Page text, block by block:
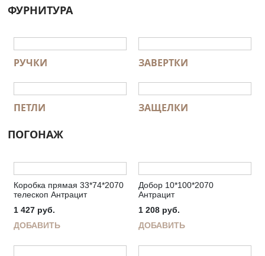
ФУРНИТУРА
РУЧКИ ЗАВЕРТКИ
ПЕТЛИ ЗАЩЕЛКИ
ПОГОНАЖ
Коробка прямая 33*74*2070
телескоп Антрацит
1 427 руб.
ДОБАВИТЬ
Добор 10*100*2070
Антрацит
1 208 руб.
ДОБАВИТЬ